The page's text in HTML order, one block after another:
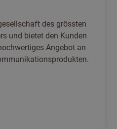
des grössten
und bietet den Kunden
Angebot an